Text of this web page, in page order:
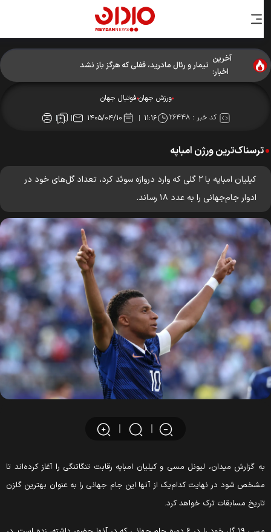
آخرین
اخبار:
نیمار و رئال مادرید، قفلی که هرگز باز نشد
ورزش جهانفوتبال جهان
کد خبر : ۲۶۴۴۸ ۱۱:۱۶ ۱۴۰۵/۰۴/۱۰
ترسناک‌ترین ورژن امباپه
کیلیان امباپه با ۲ گلی که وارد دروازه سوئد کرد، تعداد گل‌های خود در
ادوار جام‌جهانی را به عدد ۱۸ رساند.
گزارش میدان، لیونل مسی و کیلیان امباپه رقابت تنگاتنگی را آغاز کرده‌اند تا
شود در نهایت کدام‌یک از آنها این جام جهانی را به عنوان بهترین گلزن
مسابقات ترک خواهد کرد.